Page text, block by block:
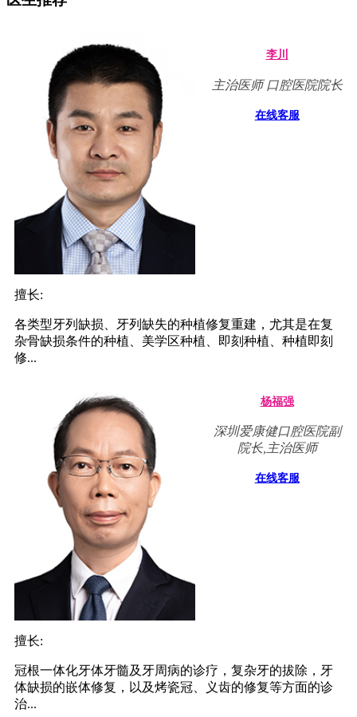
李川
主治医师 口腔医院院长
在线客服
擅长:
各类型牙列缺损、牙列缺失的种植修复重建，尤其是在复
杂骨缺损条件的种植、美学区种植、即刻种植、种植即刻
修...
杨福强
深圳爱康健口腔医院副
院长,主治医师
在线客服
擅长:
冠根一体化牙体牙髓及牙周病的诊疗，复杂牙的拔除，牙
体缺损的嵌体修复，以及烤瓷冠、义齿的修复等方面的诊
治...